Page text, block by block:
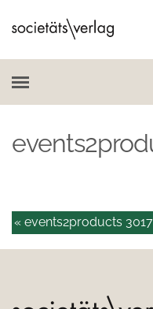
« events2products 3017